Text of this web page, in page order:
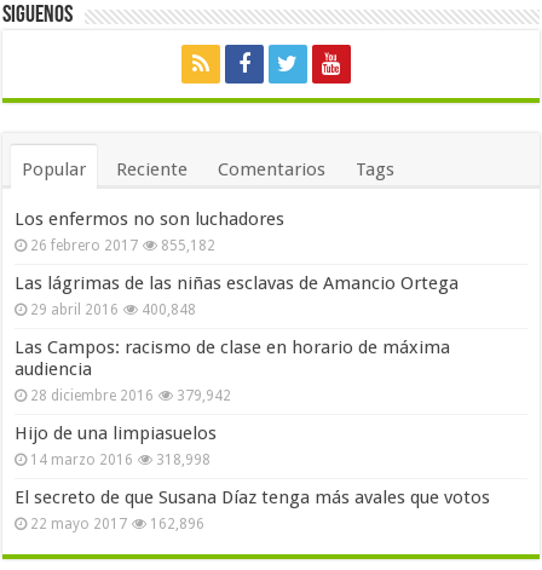
Siguenos
Popular Reciente Comentarios Tags
Los enfermos no son luchadores
26 febrero 2017 855,182
Las lágrimas de las niñas esclavas de Amancio Ortega
29 abril 2016 400,848
Las Campos: racismo de clase en horario de máxima
audiencia
28 diciembre 2016 379,942
Hijo de una limpiasuelos
14 marzo 2016 318,998
El secreto de que Susana Díaz tenga más avales que votos
22 mayo 2017 162,896